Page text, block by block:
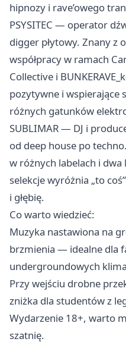
hipnozy i rave’owego
PSYSITEC — operator
digger płytowy. Znany z
współpracy w ramach
Collective i
pozytywne i wspierające
różnych gatunków
SUBLIMAR — DJ i
od deep house po
w różnych labelach i
selekcje wyróżnia „to
i głębię.
Co warto wiedzieć:
Muzyka nastawiona na
brzmienia — idealne dla
undergroundowych
Przy wejściu drobne
zniżka dla studentów z
Wydarzenie 18+, warto
szatnię.